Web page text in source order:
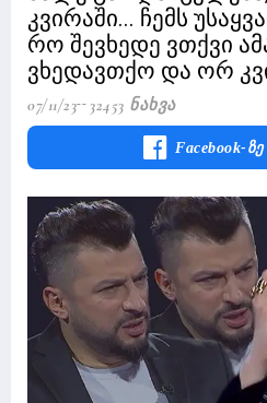
კვირაში... ჩემს
რო შევხედე ვთქვი
ვხედავთქო და ორ
07/11/23 32453 Ნახვა
Facebook-